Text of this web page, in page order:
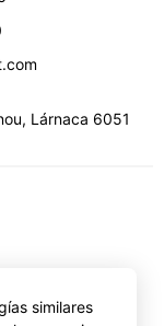
, Lárnaca 6051
similares